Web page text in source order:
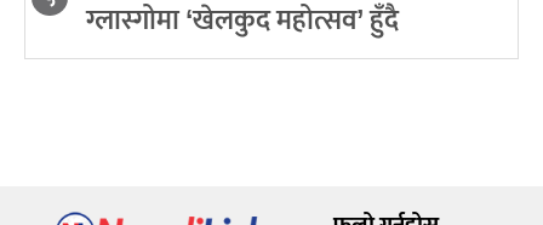
ग्लास्गोमा ‘खेलकुद महोत्सव’ हुँदै